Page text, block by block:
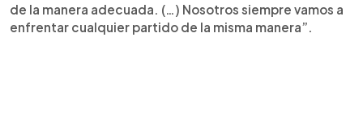
de la manera adecuada. (…) Nosotros siempre vamos a
enfrentar cualquier partido de la misma manera”.